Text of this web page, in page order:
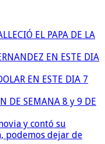
EL PAPA DE LA
EN ESTE DIA
EN ESTE DIA 7
DE SEMANA 8 y 9 DE
y contó su
podemos dejar de